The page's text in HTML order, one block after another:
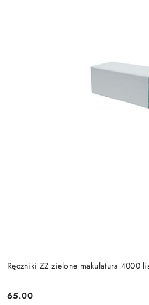
Ręczniki ZZ zielone makulatura 4000
Cena:
65.00